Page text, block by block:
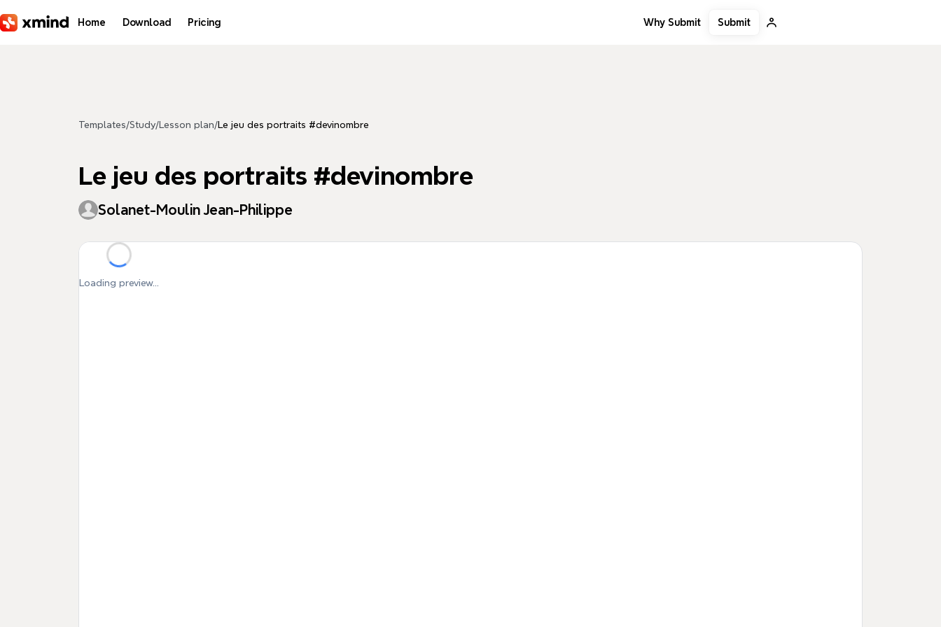
Home Download Pricing Why Submit Submit
Templates/Study/ Lesson plan/Le jeu des portraits #devinombre
Le jeu des portraits #devinombre
Solanet-Moulin Jean-Philippe
Loading preview...